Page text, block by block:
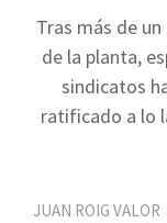
Tras más de
de la planta,
sindicatos
ratificado a lo
JUAN ROIG VALOR